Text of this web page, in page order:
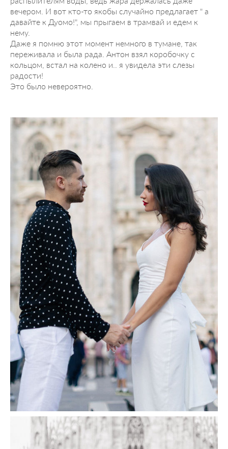
вечером. И вот кто-то якобы случайно предлагает " а
давайте к Дуомо!", мы прыгаем в трамвай и едем к
нему.
Даже я помню этот момент немного в тумане, так
переживала и была рада. Антон взял коробочку с
кольцом, встал на колено и.. я увидела эти слезы
радости!
Это было невероятно.